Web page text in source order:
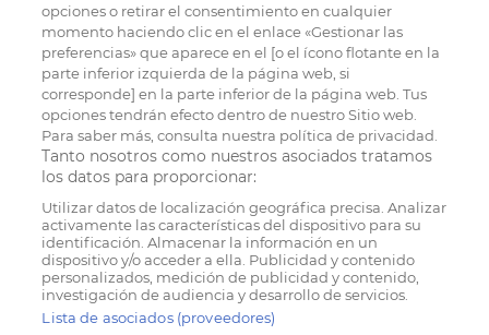
opciones o retirar el consentimiento en cualquier
momento haciendo clic en el enlace «Gestionar las
preferencias» que aparece en el [o el ícono flotante en la
parte inferior izquierda de la página web, si
corresponde] en la parte inferior de la página web. Tus
opciones tendrán efecto dentro de nuestro Sitio web.
Para saber más, consulta nuestra política de privacidad.
Tanto nosotros como nuestros asociados tratamos
los datos para proporcionar:
Utilizar datos de localización geográfica precisa. Analizar
activamente las características del dispositivo para su
identificación. Almacenar la información en un
dispositivo y/o acceder a ella. Publicidad y contenido
personalizados, medición de publicidad y contenido,
investigación de audiencia y desarrollo de servicios.
Lista de asociados (proveedores)